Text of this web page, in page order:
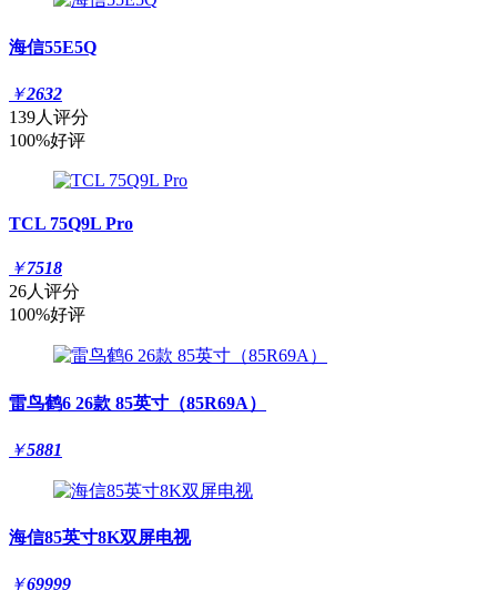
海信55E5Q
￥2632
139人评分
100%好评
TCL 75Q9L Pro
￥7518
26人评分
100%好评
雷鸟鹤6 26款 85英寸（85R69A）
￥5881
海信85英寸8K双屏电视
￥69999